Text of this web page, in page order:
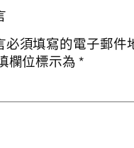
必須填寫的電子郵件
欄位標示為*